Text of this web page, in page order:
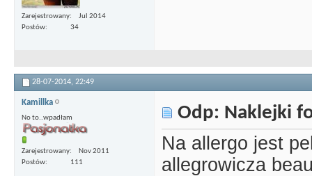
Zarejestrowany
Jul 2014
Postów
34
28-07-2014, 22:49
Kamillka
No to..wpadłam
Zarejestrowany
Nov 2011
Postów
111
Odp: Naklejki
Na allergo jest
allegrowicza